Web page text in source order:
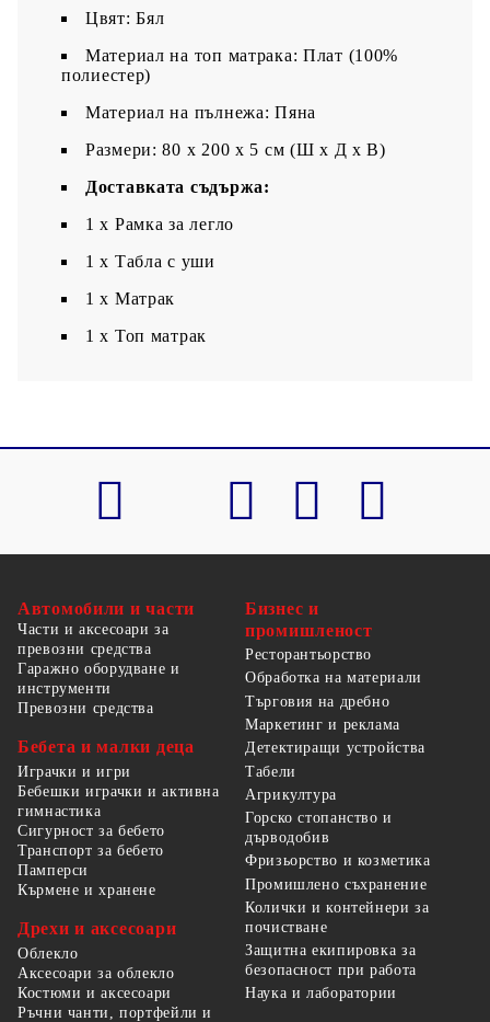
Цвят: Бял
Материал на топ матрака: Плат (100%
полиестер)
Материал на пълнежа: Пяна
Размери: 80 x 200 x 5 см (Ш x Д x В)
Доставката съдържа:
1 x Рамка за легло
1 х Табла с уши
1 x Матрак
1 х Топ матрак
Автомобили и части
Части и аксесоари за
превозни средства
Гаражно оборудване и
инструменти
Превозни средства
Бебета и малки деца
Играчки и игри
Бебешки играчки и активна
гимнастика
Сигурност за бебето
Транспорт за бебето
Памперси
Кърмене и хранене
Дрехи и аксесоари
Облекло
Аксесоари за облекло
Костюми и аксесоари
Ръчни чанти, портфейли и
Бизнес и
промишленост
Ресторантьорство
Обработка на материали
Търговия на дребно
Маркетинг и реклама
Детектиращи устройства
Табели
Агрикултура
Горско стопанство и
дърводобив
Фризьорство и козметика
Промишлено съхранение
Колички и контейнери за
почистване
Защитна екипировка за
безопасност при работа
Наука и лаборатории